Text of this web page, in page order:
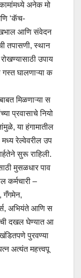
कामांमध्ये अनेक मो
‘कॅच-
आणि संवेदन
तपासणी, स्थान
उपाय
घालणाऱ्या क
मिळणाऱ्या स
प्रवासाचे नियो
या हंगामातील
मध्य रेल्वेवरील उप
सुरू राहिली.
मुसळधार पाव
कर्मचारी –
गँगमेन,
अभियंते आणि स
दखल घेण्यात आ
पुरवण्या
अत्यंत महत्त्वपू